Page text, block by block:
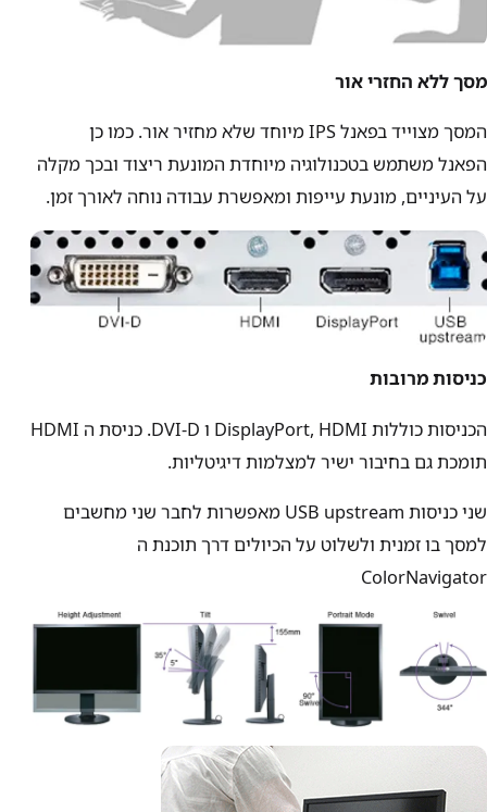
מסך ללא החזרי אור
המסך מצוייד בפאנל IPS מיוחד שלא מחזיר אור. כמו כן
הפאנל משתמש בטכנולוגיה מיוחדת המונעת ריצוד ובכך מקלה
על העיניים, מונעת עייפות ומאפשרת עבודה נוחה לאורך זמן.
כניסות מרובות
הכניסות כוללות DisplayPort, HDMI ו DVI-D. כניסת ה HDMI
תומכת גם בחיבור ישיר למצלמות דיגיטליות.
שני כניסות USB upstream מאפשרות לחבר שני מחשבים
למסך בו זמנית ולשלוט על הכיולים דרך תוכנת ה
ColorNavigator